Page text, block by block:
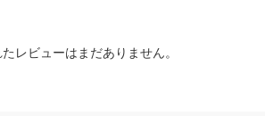
レビューはまだありません。